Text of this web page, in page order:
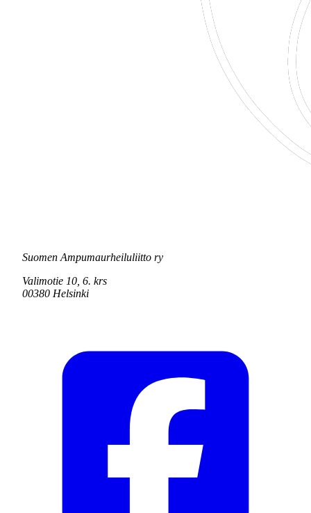
Suomen Ampumaurheiluliitto ry
Valimotie 10, 6. krs
00380 Helsinki